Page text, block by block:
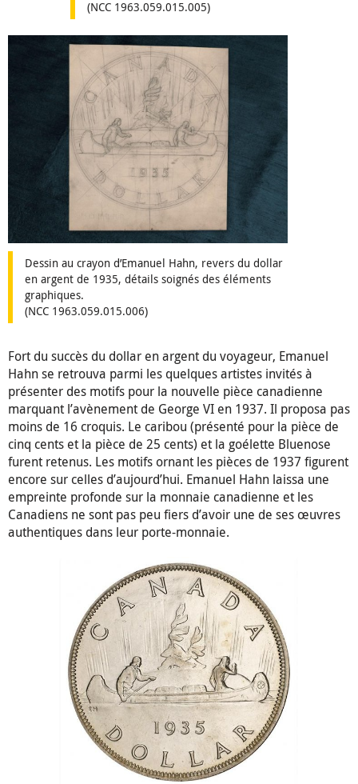
(NCC 1963.059.015.005)
Dessin au crayon d’Emanuel Hahn, revers du dollar
en argent de 1935, détails soignés des éléments
graphiques.
(NCC 1963.059.015.006)
Fort du succès du dollar en argent du voyageur, Emanuel
Hahn se retrouva parmi les quelques artistes invités à
présenter des motifs pour la nouvelle pièce canadienne
marquant l’avènement de George VI en 1937. Il proposa pas
moins de 16 croquis. Le caribou (présenté pour la pièce de
cinq cents et la pièce de 25 cents) et la goélette Bluenose
furent retenus. Les motifs ornant les pièces de 1937 figurent
encore sur celles d’aujourd’hui. Emanuel Hahn laissa une
empreinte profonde sur la monnaie canadienne et les
Canadiens ne sont pas peu fiers d’avoir une de ses œuvres
authentiques dans leur porte-monnaie.